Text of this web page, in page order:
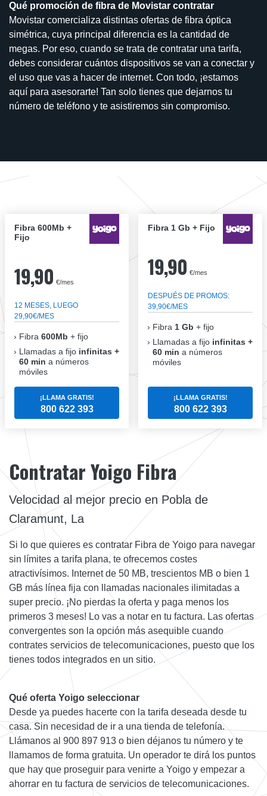
Qué promoción de fibra de Movistar contratar
Movistar comercializa distintas ofertas de fibra óptica
simétrica, cuya principal diferencia es la cantidad de
megas. Por eso, cuando se trata de contratar una tarifa,
debes considerar cuántos dispositivos se van a conectar y
el uso que vas a hacer de internet. Con todo, ¡estamos
aquí para asesorarte! Tan solo tienes que dejarnos tu
número de teléfono y te asistiremos sin compromiso.
Fibra 600Mb +
Fijo
19,90 €/mes
12 MESES, LUEGO
29,90€/MES
Fibra 600Mb + fijo
Llamadas a fijo infinitas +
60 min a números
móviles
¡LLAMA GRATIS!
800 622 393
Fibra 1 Gb + Fijo
19,90 €/mes
DESPUÉS DE PROMOS:
39,90€/MES
Fibra 1 Gb + fijo
Llamadas a fijo infinitas +
60 min a números
móviles
¡LLAMA GRATIS!
800 622 393
Contratar Yoigo Fibra
Velocidad al mejor precio en Pobla de
Claramunt, La
Si lo que quieres es contratar Fibra de Yoigo para navegar
sin límites a tarifa plana, te ofrecemos costes
atractivísimos. Internet de 50 MB, trescientos MB o bien 1
GB más línea fija con llamadas nacionales ilimitadas a
super precio. ¡No pierdas la oferta y paga menos los
primeros 3 meses! Lo vas a notar en tu factura. Las ofertas
convergentes son la opción más asequible cuando
contrates servicios de telecomunicaciones, puesto que los
tienes todos integrados en un sitio.
Qué oferta Yoigo seleccionar
Desde ya puedes hacerte con la tarifa deseada desde tu
casa. Sin necesidad de ir a una tienda de telefonía.
Llámanos al 900 897 913 o bien déjanos tu número y te
llamamos de forma gratuita. Un operador te dirá los puntos
que hay que proseguir para venirte a Yoigo y empezar a
ahorrar en tu factura de servicios de telecomunicaciones.